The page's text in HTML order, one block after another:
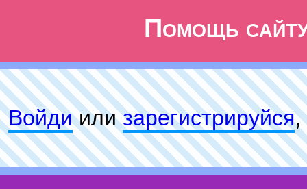
Помощь
Войдиилизарeгиcтpируйся,